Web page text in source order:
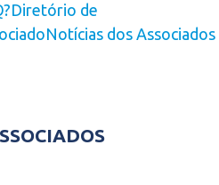
Diretório de
Notícias dos Associados